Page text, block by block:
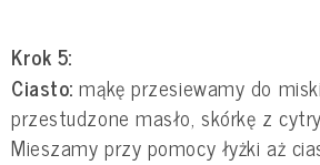
Krok 5:
Ciasto: mąkę przesiewamy do
przestudzone masło, skórkę z
Mieszamy przy pomocy łyżki aż